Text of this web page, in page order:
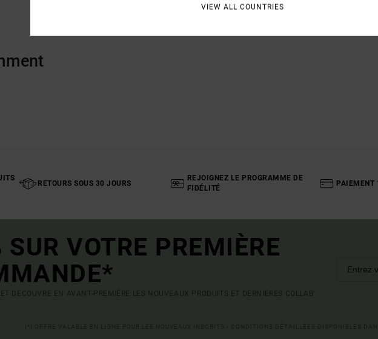
RETOURS SOUS 30 JOURS
REJOIGNEZ LE PROGRAMME DE
FIDÉLITÉ
PAIEMENT
SUR VOTRE PREMIÈRE
DÉCOUVRE EN AVANT-PREMIÈRE LES NOUVEAUX PRODUITS ET DERNIÈRES COLLAB'
VIEW ALL COUNTRIES